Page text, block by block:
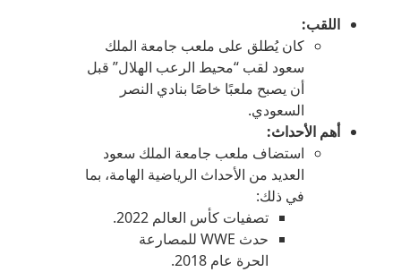
اللقب:
كان يُطلق على ملعب جامعة الملك
سعود لقب “محيط الرعب الهلال” قبل
أن يصبح ملعبًا خاصًا بنادي النصر
السعودي.
أهم الأحداث:
استضاف ملعب جامعة الملك سعود
العديد من الأحداث الرياضية الهامة، بما
في ذلك:
تصفيات كأس العالم 2022.
حدث WWE للمصارعة
الحرة عام 2018.